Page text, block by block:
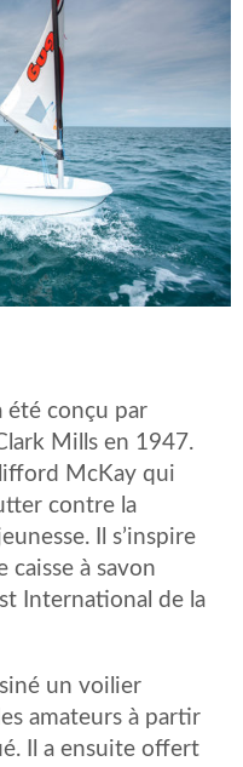
été conçu par
Mills en 1947.
McKay qui
contre la
Il s’inspire
caisse à savon
International de la
un voilier
amateurs à partir
Il a ensuite offert